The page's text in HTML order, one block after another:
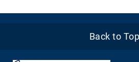
Back to Top